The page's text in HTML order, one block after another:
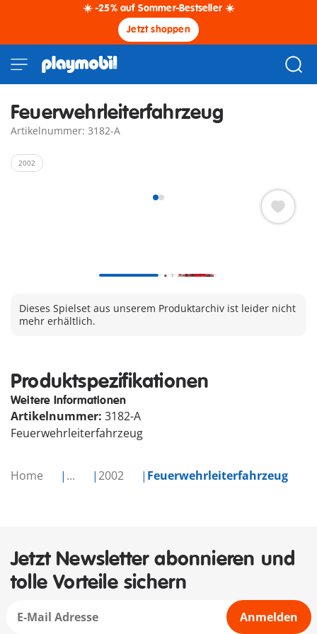
☀️ -25% auf Sommer-Bestseller ☀️
Jetzt shoppen
Home ... 2002 Feuerwehrleiterfahrzeug
Feuerwehrleiterfahrzeug
Artikelnummer: 3182-A
2002
Dieses Spielset aus unserem Produktarchiv ist leider nicht
mehr erhältlich.
Produktspezifikationen
Weitere Informationen
Artikelnummer: 3182-A
Feuerwehrleiterfahrzeug
Jetzt Newsletter abonnieren und
tolle Vorteile sichern
Anmelden